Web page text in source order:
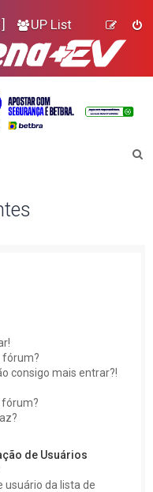
UP List
fórum?
consigo mais entrar?!
de Usuários
usuário da lista de